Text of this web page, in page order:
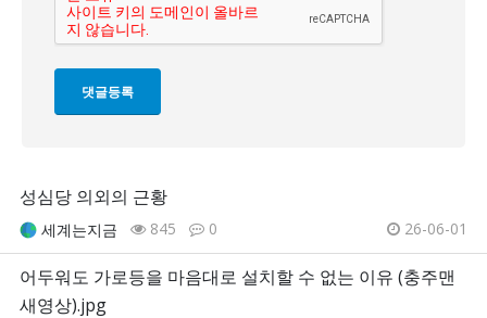
성심당 의외의 근황
세계는지금 845 0 26-06-01
어두워도 가로등을 마음대로 설치할 수 없는 이유 (충주맨
새영상).jpg